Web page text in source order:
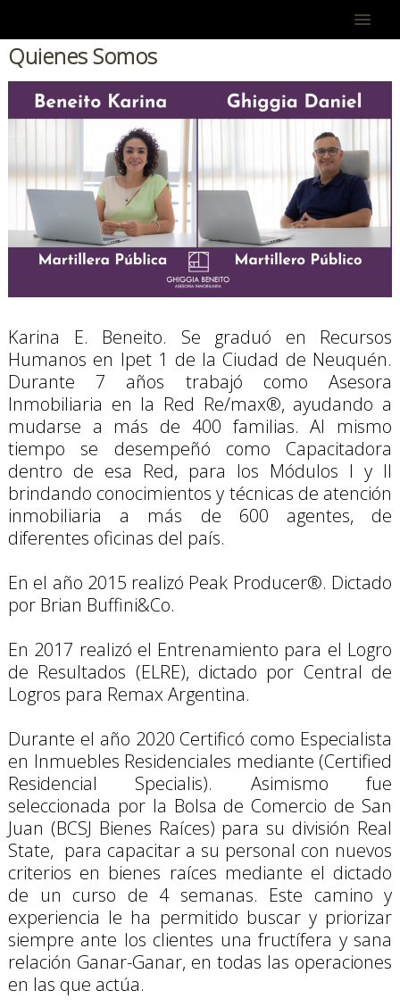
Bienvenido
Cómo Trabajamos
Realidad Inmobiliaria
COMPRAR
ALQUILAR
Representante del Comprador
Clientes Deleitados
Quienes Somos
Karina E. Beneito. Se graduó en Recursos
Humanos en Ipet 1 de la Ciudad de Neuquén.
Durante 7 años trabajó como Asesora
Inmobiliaria en la Red Re/max®, ayudando a
mudarse a más de 400 familias. Al mismo
tiempo se desempeñó como Capacitadora
dentro de esa Red, para los Módulos I y II
brindando conocimientos y técnicas de atención
inmobiliaria a más de 600 agentes, de
diferentes oficinas del país.
En el año 2015 realizó Peak Producer®. Dictado
por Brian Buffini&Co.
En 2017 realizó el Entrenamiento para el Logro
de Resultados (ELRE), dictado por Central de
Logros para Remax Argentina.
Durante el año 2020 Certificó como Especialista
en Inmuebles Residenciales mediante (Certified
Residencial Specialis). Asimismo fue
seleccionada por la Bolsa de Comercio de San
Juan (BCSJ Bienes Raíces) para su división Real
State,  para capacitar a su personal con nuevos
criterios en bienes raíces mediante el dictado
de un curso de 4 semanas. Este camino y
experiencia le ha permitido buscar y priorizar
siempre ante los clientes una fructífera y sana
relación Ganar-Ganar, en todas las operaciones
en las que actúa.